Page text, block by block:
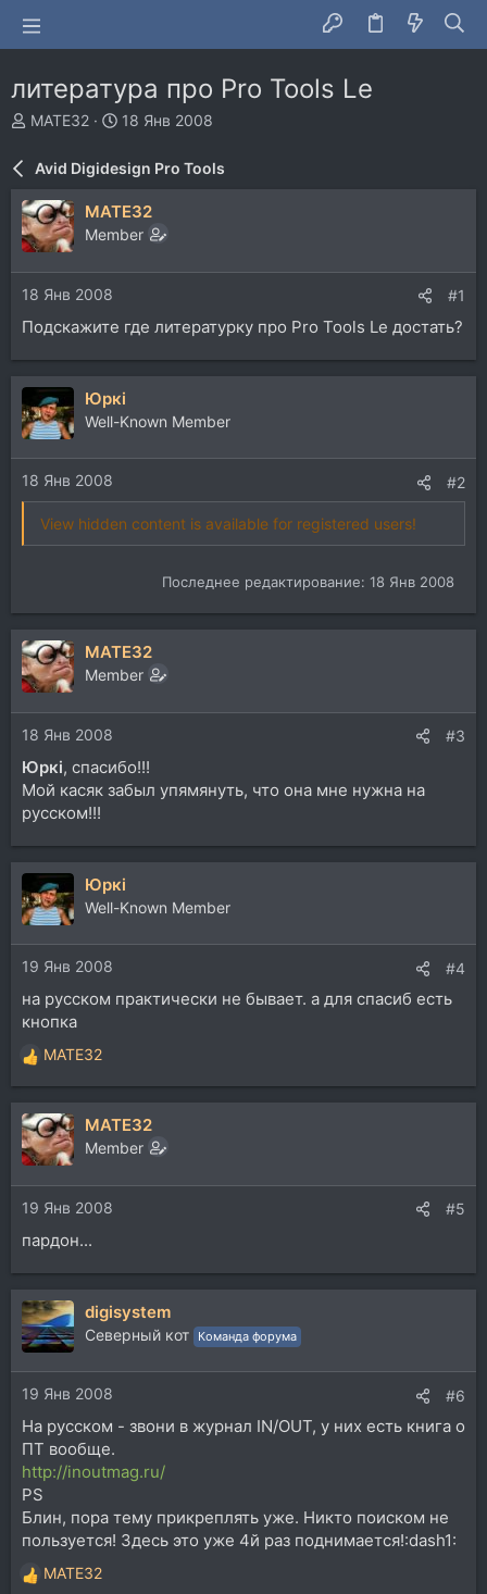
литература про Pro Tools Le
А
р
т
е
ы
MATE32
Д
н
а
ч
18 Янв 2008
Avid Digidesign Pro Tools
MATE32
Member
18 Янв 2008 #1
Подскажите где литературку про Pro Tools Le достать?
Юркi
Well-Known Member
18 Янв 2008 #2
View hidden content is available for registered users!
Последнее редактирование: 18 Янв 2008
MATE32
Member
18 Янв 2008 #3
Юркi, спасибо!!!
Мой касяк забыл упямянуть, что она мне нужна на
русском!!!
Юркi
Well-Known Member
19 Янв 2008 #4
на русском практически не бывает. а для спасиб есть
кнопка
Р
е
а
к
ц
и
и
:
MATE32
MATE32
Member
19 Янв 2008 #5
пардон...
digisystem
Северный кот Команда форума
19 Янв 2008 #6
На русском - звони в журнал IN/OUT, у них есть книга о
ПТ вообще.
http://inoutmag.ru/
PS
Блин, пора тему прикреплять уже. Никто поиском не
пользуется! Здесь это уже 4й раз поднимается!:dash1:
Р
MATE32